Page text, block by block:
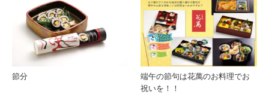
節分
端午の節句は花萬のお料理でお
祝いを！！